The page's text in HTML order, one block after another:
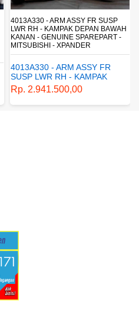
4162A413 - SHOCK ABSORBER RR
SUSP - SUSPENSI BELAKANG -
SHOCKBREAKER BELAKANG -
GENUINE SPAREPART -
MITSUBISHI - XPANDER
4162A413 - SHOCK
ABSORBER RR SUSP -
SUSPENSI BELAKANG -
SHOCKBREAKER BELAKANG
Rp. 1.198.800,00